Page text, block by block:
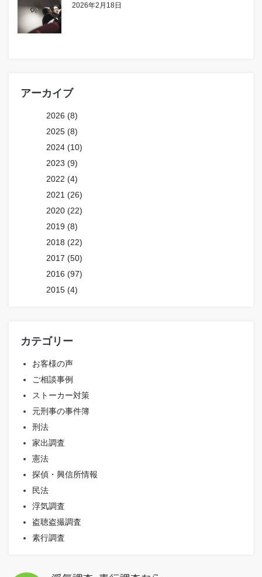
2026年2月18日
アーカイブ
2026 (8)
2025 (8)
2024 (10)
2023 (9)
2022 (4)
2021 (26)
2020 (22)
2019 (8)
2018 (22)
2017 (50)
2016 (97)
2015 (4)
カテゴリー
お客様の声
ご相談事例
ストーカー対策
元刑事の事件簿
刑法
家出調査
憲法
探偵・興信所情報
民法
浮気調査
盗聴盗撮調査
素行調査